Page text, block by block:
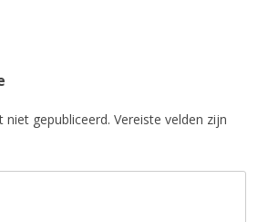
niet gepubliceerd. Vereiste velden zijn